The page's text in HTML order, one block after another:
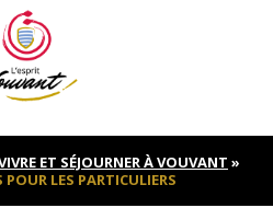
ET SÉJOURNER À VOUVANT »
POUR LES PARTICULIERS